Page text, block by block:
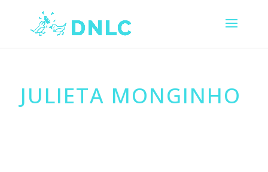
JULIETA MONGINHO